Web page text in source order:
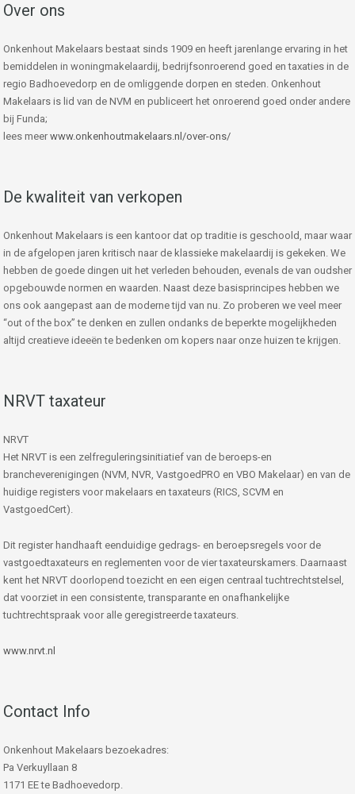
Over ons
Onkenhout Makelaars bestaat sinds 1909 en heeft jarenlange ervaring in het
bemiddelen in woningmakelaardij, bedrijfsonroerend goed en taxaties in de
regio Badhoevedorp en de omliggende dorpen en steden. Onkenhout
Makelaars is lid van de NVM en publiceert het onroerend goed onder andere
bij Funda;
lees meer www.onkenhoutmakelaars.nl/over-ons/
De kwaliteit van verkopen
Onkenhout Makelaars is een kantoor dat op traditie is geschoold, maar waar
in de afgelopen jaren kritisch naar de klassieke makelaardij is gekeken. We
hebben de goede dingen uit het verleden behouden, evenals de van oudsher
opgebouwde normen en waarden. Naast deze basisprincipes hebben we
ons ook aangepast aan de moderne tijd van nu. Zo proberen we veel meer
“out of the box” te denken en zullen ondanks de beperkte mogelijkheden
altijd creatieve ideeën te bedenken om kopers naar onze huizen te krijgen.
NRVT taxateur
NRVT
Het NRVT is een zelfreguleringsinitiatief van de beroeps-en
brancheverenigingen (NVM, NVR, VastgoedPRO en VBO Makelaar) en van de
huidige registers voor makelaars en taxateurs (RICS, SCVM en
VastgoedCert).
Dit register handhaaft eenduidige gedrags- en beroepsregels voor de
vastgoedtaxateurs en reglementen voor de vier taxateurskamers. Daarnaast
kent het NRVT doorlopend toezicht en een eigen centraal tuchtrechtstelsel,
dat voorziet in een consistente, transparante en onafhankelijke
tuchtrechtspraak voor alle geregistreerde taxateurs.
www.nrvt.nl
Contact Info
Onkenhout Makelaars bezoekadres:
Pa Verkuyllaan 8
1171 EE te Badhoevedorp.